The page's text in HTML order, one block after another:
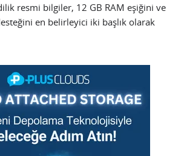
resmi bilgiler, 12 GB RAM eşiğini ve
en belirleyici iki başlık olarak